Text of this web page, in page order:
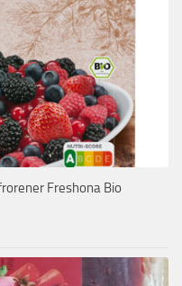
Freshona Bio